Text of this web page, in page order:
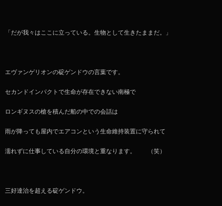
「だが我々はここに立っている。生物として生きたままだ。」
エヴァンゲリオンの碇ゲンドウの言葉です。
セカンドインパクトで生命が存在できない南極で
ロンギヌスの槍を積んだ船の中での会話は
雨が降っても屋内でエアコンという生命維持装置に守られて
濡れずに仕事している自分の環境と重なります。 （笑）
三好達治を超える碇ゲンドウ。